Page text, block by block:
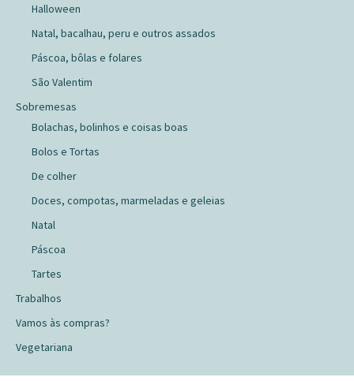
Halloween
Natal, bacalhau, peru e outros assados
Páscoa, bôlas e folares
São Valentim
Sobremesas
Bolachas, bolinhos e coisas boas
Bolos e Tortas
De colher
Doces, compotas, marmeladas e geleias
Natal
Páscoa
Tartes
Trabalhos
Vamos às compras?
Vegetariana